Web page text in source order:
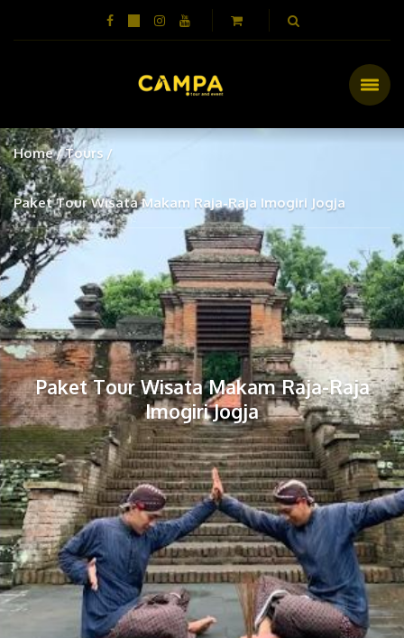
Home Tours
Paket Tour Wisata Makam Raja-Raja Imogiri Jogja
Paket Tour Wisata Makam Raja-Raja
Imogiri Jogja